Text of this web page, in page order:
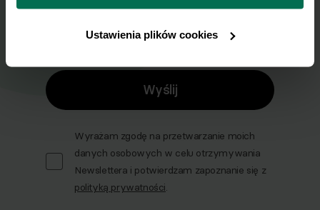
prywatności.
Ustawienia plików cookies
Email
Wyślij
Wyrażam zgodę na przetwarzanie moich
danych osobowych w celu otrzymywania
Newslettera i potwierdzam zapoznanie się z
polityką prywatności.